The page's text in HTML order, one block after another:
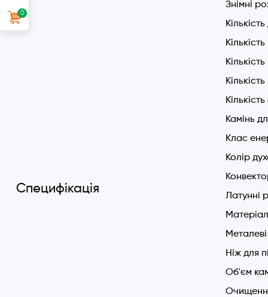
0
Огляд
Духовка
Духовка
Духова
Специфікація
Знімні
Камінь
Клас
Колір
Латунні
Ніж для
Об'єм